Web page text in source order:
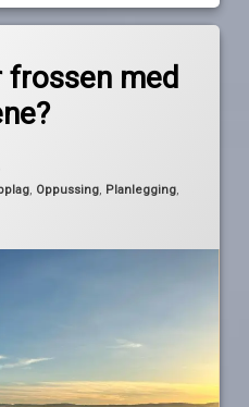
frossen med
, Oppussing, Planlegging,